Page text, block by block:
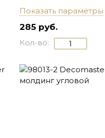
Показать параметры
285 руб.
Кол-во: